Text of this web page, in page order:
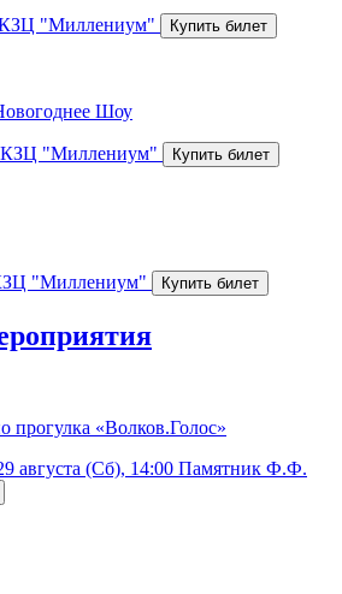
"Миллениум"
Шоу
КЗЦ "Миллениум"
"Миллениум"
прогулка «Волков.Голос»
августа (Сб), 14:00 Памятник Ф.Ф.